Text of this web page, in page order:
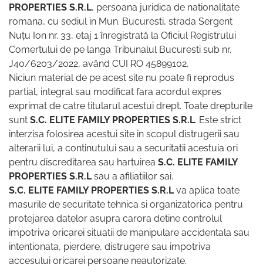
PROPERTIES S.R.L, persoana juridica de nationalitate
romana, cu sediul in Mun. Bucuresti, strada Sergent
Nuțu Ion nr. 33, etaj 1 înregistrată la Oficiul Registrului
Comertului de pe langa Tribunalul Bucuresti sub nr.
J40/6203/2022, având CUI RO 45899102,
Niciun material de pe acest site nu poate fi reprodus
partial, integral sau modificat fara acordul expres
exprimat de catre titularul acestui drept. Toate drepturile
sunt S.C. ELITE FAMILY PROPERTIES S.R.L. Este strict
interzisa folosirea acestui site in scopul distrugerii sau
alterarii lui, a continutului sau a securitatii acestuia ori
pentru discreditarea sau hartuirea S.C. ELITE FAMILY
PROPERTIES S.R.Lsau a afiliatiilor sai.
S.C. ELITE FAMILY PROPERTIES S.R.Lva aplica toate
masurile de securitate tehnica si organizatorica pentru
protejarea datelor asupra carora detine controlul
impotriva oricarei situatii de manipulare accidentala sau
intentionata, pierdere, distrugere sau impotriva
accesului oricarei persoane neautorizate.